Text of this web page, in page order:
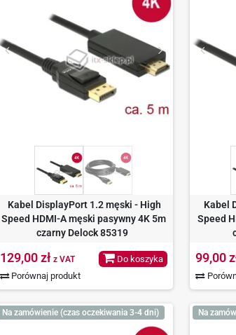
Kabel DisplayPort 1.2 męski - High
Speed HDMI-A męski pasywny 4K 5m
czarny Delock 85319
129,00 zł z VAT
Porównaj produkt
Do koszyka
Kabel
Speed
99,00
Na zamówienie (czas oczekiwania 3-4 dni) Na